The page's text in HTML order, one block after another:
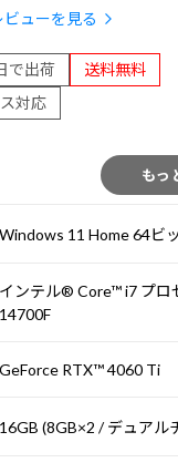
ビューを見る
で出荷
送料無料
対応
もっ
Windows 11 Home 64ビ
インテル® Core™ i7 プロ
14700F
GeForce RTX™ 4060 Ti
16GB (8GB×2 / デュアル